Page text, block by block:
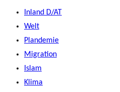
Inland D/AT
Welt
Plandemie
Migration
Islam
Klima